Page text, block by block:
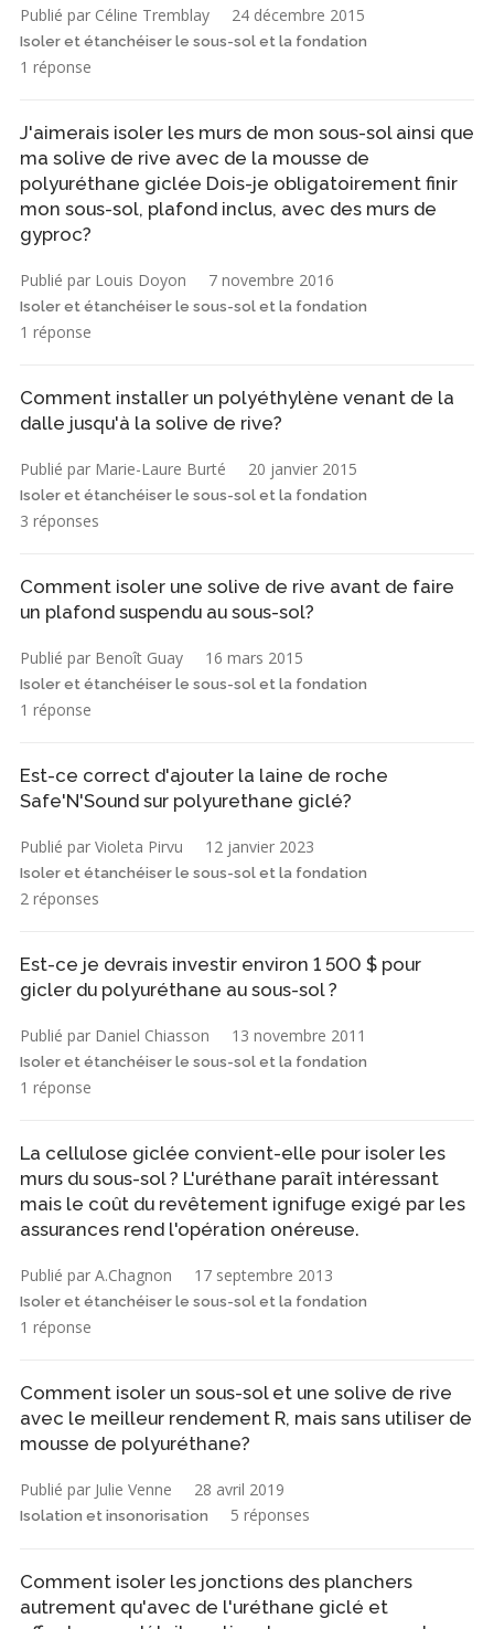
Publié par Céline Tremblay 24 décembre 2015
Isoler et étanchéiser le sous-sol et la fondation
1 réponse
J'aimerais isoler les murs de mon sous-sol ainsi que
ma solive de rive avec de la mousse de
polyuréthane giclée Dois-je obligatoirement finir
mon sous-sol, plafond inclus, avec des murs de
gyproc?
Publié par Louis Doyon 7 novembre 2016
Isoler et étanchéiser le sous-sol et la fondation
1 réponse
Comment installer un polyéthylène venant de la
dalle jusqu'à la solive de rive?
Publié par Marie-Laure Burté 20 janvier 2015
Isoler et étanchéiser le sous-sol et la fondation
3 réponses
Comment isoler une solive de rive avant de faire
un plafond suspendu au sous-sol?
Publié par Benoît Guay 16 mars 2015
Isoler et étanchéiser le sous-sol et la fondation
1 réponse
Est-ce correct d'ajouter la laine de roche
Safe'N'Sound sur polyurethane giclé?
Publié par Violeta Pirvu 12 janvier 2023
Isoler et étanchéiser le sous-sol et la fondation
2 réponses
Est-ce je devrais investir environ 1 500 $ pour
gicler du polyuréthane au sous-sol ?
Publié par Daniel Chiasson 13 novembre 2011
Isoler et étanchéiser le sous-sol et la fondation
1 réponse
La cellulose giclée convient-elle pour isoler les
murs du sous-sol ? L'uréthane paraît intéressant
mais le coût du revêtement ignifuge exigé par les
assurances rend l'opération onéreuse.
Publié par A.Chagnon 17 septembre 2013
Isoler et étanchéiser le sous-sol et la fondation
1 réponse
Comment isoler un sous-sol et une solive de rive
avec le meilleur rendement R, mais sans utiliser de
mousse de polyuréthane?
Publié par Julie Venne 28 avril 2019
Isolation et insonorisation 5 réponses
Comment isoler les jonctions des planchers
autrement qu'avec de l'uréthane giclé et